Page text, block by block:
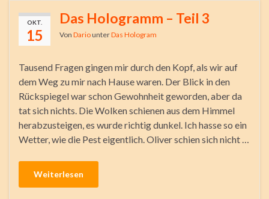
OKT.
15
Das Hologramm – Teil 3
Von DariounterDas Hologram
Tausend Fragen gingen mir durch den Kopf, als wir auf
dem Weg zu mir nach Hause waren. Der Blick in den
Rückspiegel war schon Gewohnheit geworden, aber da
tat sich nichts. Die Wolken schienen aus dem Himmel
herabzusteigen, es wurde richtig dunkel. Ich hasse so ein
Wetter, wie die Pest eigentlich. Oliver schien sich nicht …
Weiterlesen